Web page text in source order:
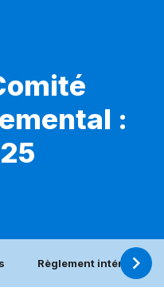
:
Règlement intérieur